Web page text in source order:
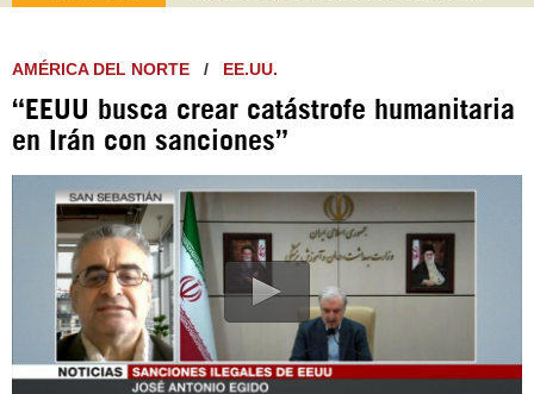
https://t.me/hispantvcanal
https://urmedium.com/c/hispantv
WhatsApp y Viber: +98 921 79 29 404
https://www.facebook.com/Nexolatino.Canal
AMÉRICA DEL NORTE / EE.UU.
“EEUU busca crear catástrofe humanitaria
en Irán con sanciones”